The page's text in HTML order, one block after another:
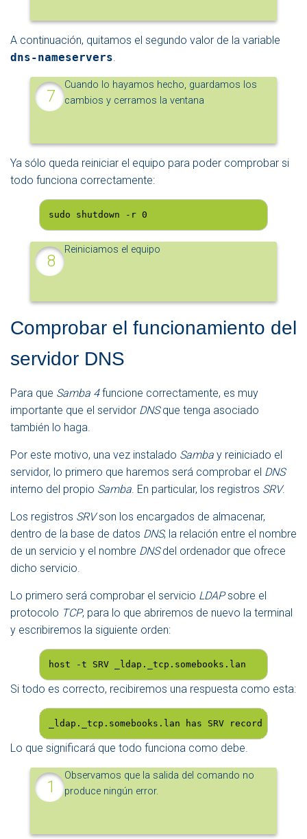
A continuación, quitamos el segundo valor de la variable
dns-nameservers
Cuando lo hayamos hecho, guardamos los
cambios y cerramos la ventana
Ya sólo queda reiniciar el equipo para poder comprobar si
todo funciona correctamente:
sudo shutdown -r 0
Reiniciamos el equipo
Comprobar el funcionamiento del
servidor DNS
Para que Samba 4funcione correctamente, es muy
importante que el servidor DNSque tenga asociado
también lo haga.
Por este motivo, una vez instalado Samba y reiniciado el
servidor, lo primero que haremos será comprobar el DNS
interno del propio Samba . En particular, los registros SRV.
Los registros SRVson los encargados de almacenar,
dentro de la base de datos DNS, la relación entre el nombre
de un servicio y el nombre DNSdel ordenador que ofrece
dicho servicio.
Lo primero será comprobar el servicio LDAPsobre el
protocolo TCP, para lo que abriremos de nuevo la terminal
y escribiremos la siguiente orden:
host -t SRV _ldap._tcp.somebooks.lan
Si todo es correcto, recibiremos una respuesta como esta:
_ldap._tcp.somebooks.lan has SRV record 0 100
Lo que significará que todo funciona como debe.
Observamos que la salida del comando no
produce ningún error.